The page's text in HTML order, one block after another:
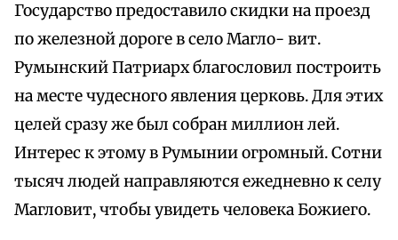
Государство предоставило скидки на проезд
по железной дороге в село Магло- вит.
Румынский Патриарх благословил построить
на месте чудесного явления церковь. Для этих
целей сразу же был собран миллион лей.
Интерес к этому в Румынии огромный. Сотни
тысяч людей направляются ежедневно к селу
Магловит, чтобы увидеть человека Божиего.